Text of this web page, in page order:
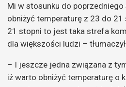
Mi w stosunku do poprzedniego
obniżyć temperaturę z 23 do 21
21 stopni to jest taka strefa
dla większości ludzi –
– I jeszcze jedna związana z
iż warto obniżyć temperaturę o